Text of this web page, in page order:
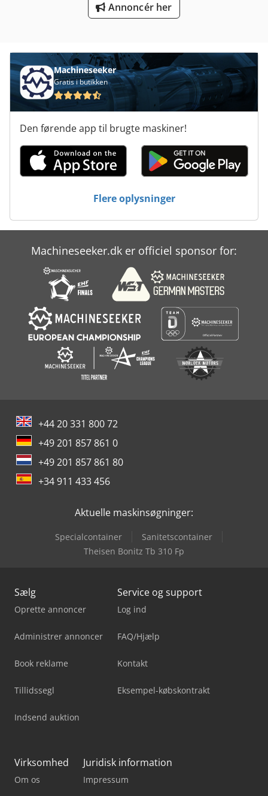
Platform Type Mb
Tnl 12
Trailer
Trailer Til
Transport Vogn
Tur 560
Annoncér her
Machineseeker
Gratis i butikken
Den førende app til brugte maskiner!
Flere oplysninger
Machineseeker.dk er officiel sponsor for:
+44 20 331 800 72
+49 201 857 861 0
+49 201 857 861 80
+34 911 433 456
Aktuelle maskinsøgninger:
Specialcontainer
Sanitetscontainer
Theisen Bonitz Tb 310 Fp
Sælg
Oprette annoncer
Administrer annoncer
Book reklame
Tillidssegl
Indsend auktion
Service og support
Log ind
FAQ/Hjælp
Kontakt
Eksempel-købskontrakt
Virksomhed
Om os
Juridisk information
Impressum